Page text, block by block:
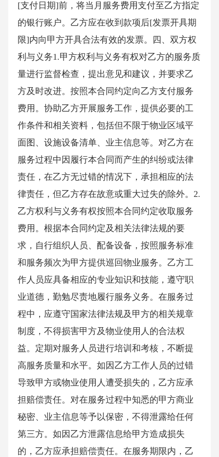
[支付日期]前，将当月服务费用支付至乙方指定
的银行账户。乙方应在收到款项后[发票开具期
限]内向甲方开具合法有效的发票。四、双方权
利与义务1.甲方权利与义务有权对乙方的服务质
量进行监督检查，提出意见和建议，并要求乙
方及时改进。按照本合同约定向乙方支付服务
费用。协助乙方开展服务工作，提供必要的工
作条件和相关资料，包括但不限于物业区域平
面图、设施设备清单、业主信息等。对乙方在
服务过程中因履行本合同而产生的纠纷或法律
责任，在乙方无过错的情况下，承担相应的法
律责任，但乙方存在故意或重大过失的除外。2.
乙方权利与义务有权按照本合同约定收取服务
费用。根据本合同约定及相关法律法规的要
求，自行组织人员、配备设备，按照服务标准
和服务频次为甲方提供巡回物业服务。乙方工
作人员应具备相应的专业知识和技能，遵守职
业道德，勤勉尽责地履行服务义务。在服务过
程中，应遵守国家法律法规及甲方的相关规章
制度，不得损害甲方及物业使用人的合法权
益。定期对服务人员进行培训和考核，不断提
高服务质量和水平。如因乙方工作人员的过错
导致甲方或物业使用人遭受损失的，乙方应承
担赔偿责任。对在服务过程中知悉的甲方商业
秘密、业主信息等予以保密，不得泄露给任何
第三方。如因乙方泄露信息给甲方造成损失
的，乙方应承担赔偿责任。在服务期限内，乙